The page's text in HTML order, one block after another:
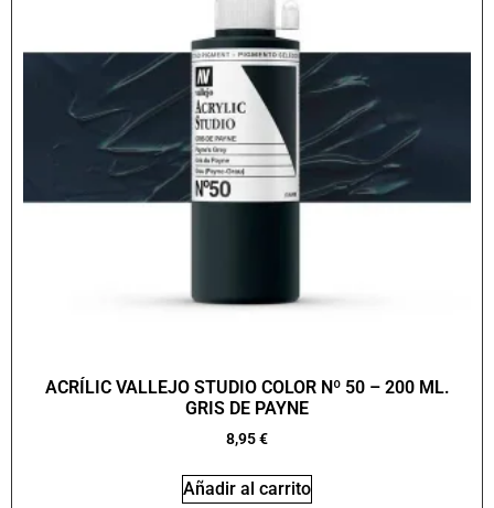
ACRÍLIC VALLEJO STUDIO COLOR Nº 50 – 200 ML.
GRIS DE PAYNE
8,95€
Añadir al carrito